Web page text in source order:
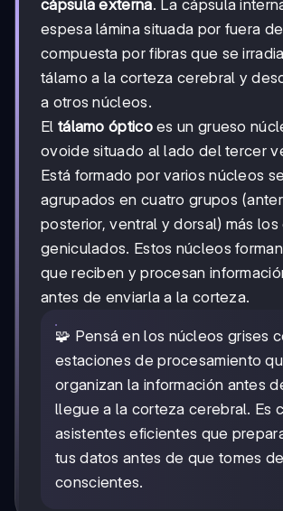
cápsula externa. La cápsula
espesa lámina situada por fuera
compuesta por fibras que se
tálamo a la corteza cerebral y
a otros núcleos.
El tálamo ópticoes un grueso
ovoide situado al lado del tercer
Está formado por varios núcleos
agrupados en cuatro grupos
posterior, ventral y dorsal) más los
geniculados. Estos núcleos
que reciben y procesan
antes de enviarla a la corteza.
🧩 Pensá en los núcleos grises
estaciones de procesamiento
organizan la información antes
llegue a la corteza cerebral. Es
asistentes eficientes que
tus datos antes de que tomes
conscientes.